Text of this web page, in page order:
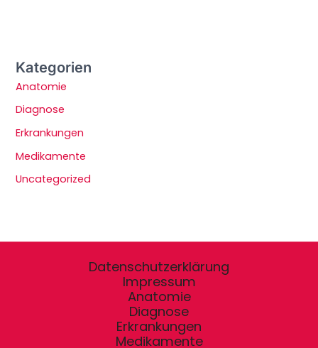
Kategorien
Anatomie
Diagnose
Erkrankungen
Medikamente
Uncategorized
Datenschutzerklärung
Impressum
Anatomie
Diagnose
Erkrankungen
Medikamente